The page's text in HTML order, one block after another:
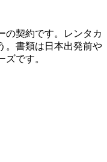
の契約です。レンタカ
。書類は日本出発前や
です。